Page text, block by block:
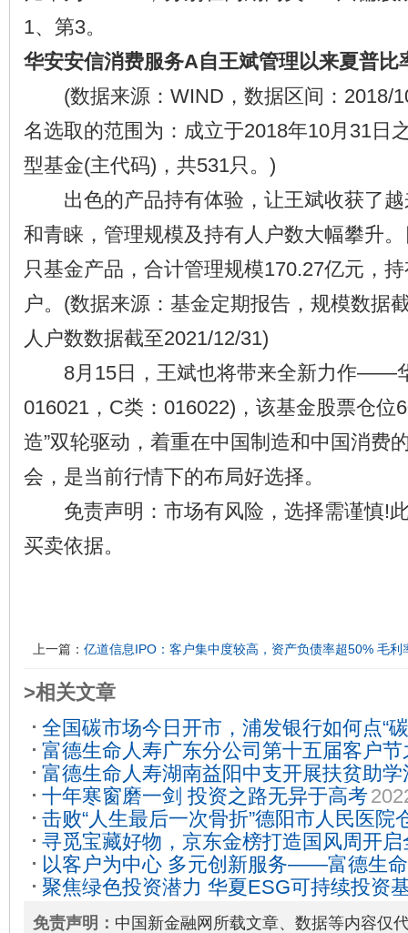
1、第3。
华安安信消费服务A自王斌管理以来夏普比
(数据来源：WIND，数据区间：2018/
名选取的范围为：成立于2018年10月31日
型基金(主代码)，共531只。)
出色的产品持有体验，让王斌收获了越
和青睐，管理规模及持有人户数大幅攀升
只基金产品，合计管理规模170.27亿元，
户。(数据来源：基金定期报告，规模数据
人户数数据截至2021/12/31)
8月15日，王斌也将带来全新力作——
016021，C类：016022)，该基金股票仓位
造”双轮驱动，着重在中国制造和中国消费
会，是当前行情下的布局好选择。
免责声明：市场有风险，选择需谨慎!
买卖依据。
上一篇： 亿道信息IPO：客户集中度较高，资产负债率超50% 毛利
>相关文章
全国碳市场今日开市，浦发银行如何点“碳
17
富德生命人寿广东分公司第十五届客户
06-15
富德生命人寿湖南益阳中支开展扶贫助学
十年寒窗磨一剑 投资之路无异于高考
击败“人生最后一次骨折”德阳市人民医院
骨折患者带来新希望2021-09-30
寻觅宝藏好物，京东金榜打造国风周开
2020-09-26
以客户为中心 多元创新服务——富德生
年客户节盛大开幕 2021-05-18
聚焦绿色投资潜力 华夏ESG可持续投资
02-10
免责声明： 中国新金融网所载文章、数据等内容仅